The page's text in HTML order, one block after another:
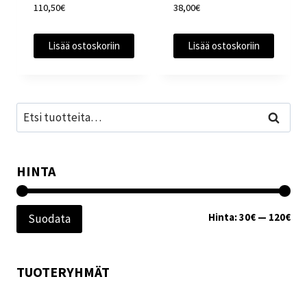
110,50€
Lisää ostoskoriin
38,00€
Lisää ostoskoriin
Etsi: Haku
HINTA
Suodata Hinta:30€ — 120€
TUOTERYHMÄT